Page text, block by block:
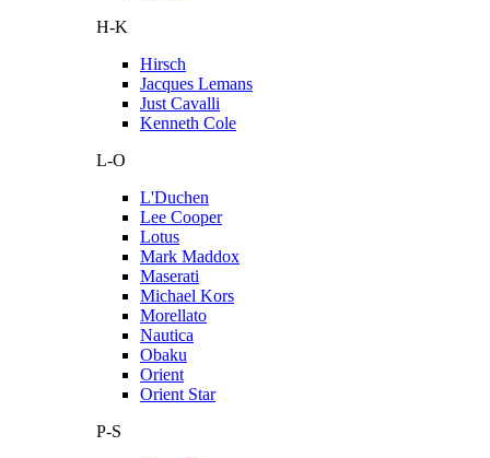
H-K
Hirsch
Jacques Lemans
Just Cavalli
Kenneth Cole
L-O
L'Duchen
Lee Cooper
Lotus
Mark Maddox
Maserati
Michael Kors
Morellato
Nautica
Obaku
Orient
Orient Star
P-S